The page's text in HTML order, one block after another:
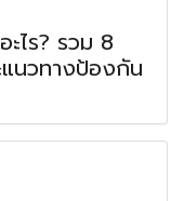
ไร? รวม 8
นวทางป้องกัน